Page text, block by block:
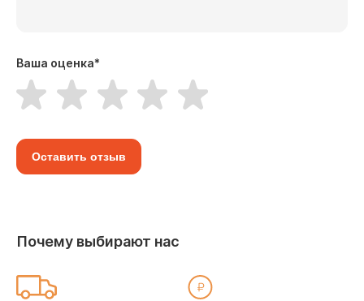
Ваша оценка*
Оставить отзыв
Почему выбирают нас